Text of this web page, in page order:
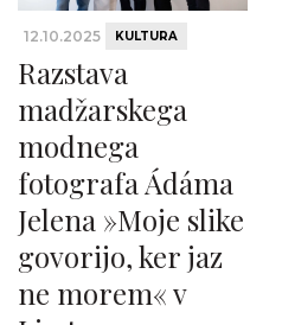
12.10.2025 KULTURA
Razstava
madžarskega
modnega
fotografa Ádáma
Jelena »Moje slike
govorijo, ker jaz
ne morem« v